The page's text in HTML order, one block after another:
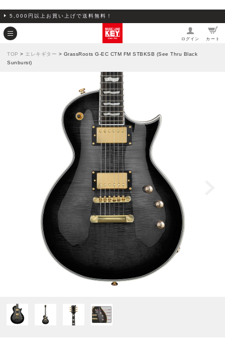
5,000円以上お買い上げで送料無料！
ログイン カート
TOP > エレキギター > GrassRoots G-EC CTM FM STBKSB (See Thru Black
Sunburst)